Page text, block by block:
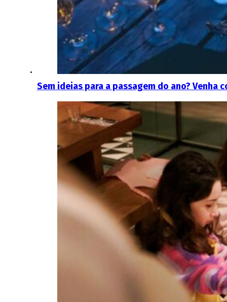
Sem ideias para a passagem do ano? Venha